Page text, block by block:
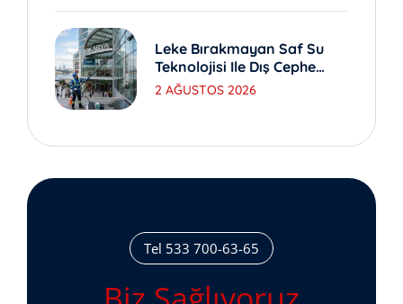
Leke Bırakmayan Saf Su
Teknolojisi Ile Dış Cephe
Yıkama
2 AĞUSTOS 2026
Tel 533 700-63-65